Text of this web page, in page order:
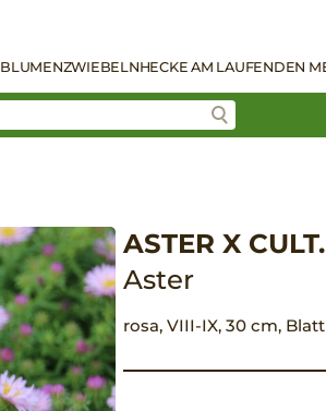
BLUMENZWIEBELNHECKE AM LAUFENDEN
ASTER X
Aster
rosa, VIII-IX, 30 cm,